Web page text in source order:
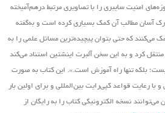
امنیت سایبری را با تصاویری مرتبط درهم‌آمیخته
آسان مطالب آن کمک بسیاری کرده است و به‌گفته
می‌کنند که حتی بتوان پیچیده‌ترین مسائل علمی را به
کرد و به این سخن آلبرت اینشتین استناد می‌کند
بلکه تنها راه آموزش است.». این کتاب به صورت
با رعایت قواعد کپی‌رایت بین‌المللی و برای اولین بار
نسخه الکترونیکی کتاب را به رایگان از